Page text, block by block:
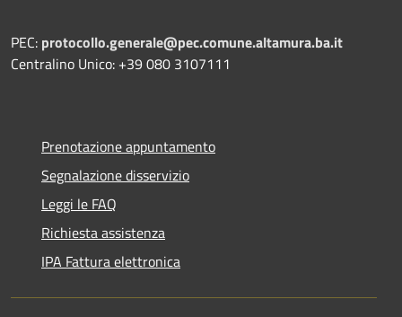
PEC: protocollo.generale@pec.comune.altamura.ba.it
Centralino Unico: +39 080 3107111
Prenotazione appuntamento
Segnalazione disservizio
Leggi le FAQ
Richiesta assistenza
IPA Fattura elettronica